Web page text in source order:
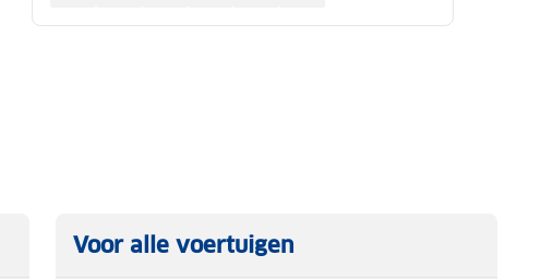
Voor alle voertuigen